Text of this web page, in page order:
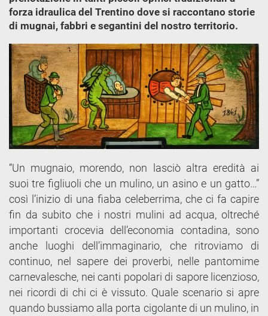
forza idraulica del Trentino dove si raccontano storie
di mugnai, fabbri e segantini del nostro territorio.
“Un mugnaio, morendo, non lasciò altra eredità ai
suoi tre figliuoli che un mulino, un asino e un gatto…”
così l’inizio di una fiaba celeberrima, che ci fa capire
fin da subito che i nostri mulini ad acqua, oltreché
importanti crocevia dell’economia contadina, sono
anche luoghi dell’immaginario, che ritroviamo di
continuo, nel sapere dei proverbi, nelle pantomime
carnevalesche, nei canti popolari di sapore licenzioso,
nei ricordi di chi ci è vissuto. Quale scenario si apre
quando bussiamo alla porta cigolante di un mulino, in